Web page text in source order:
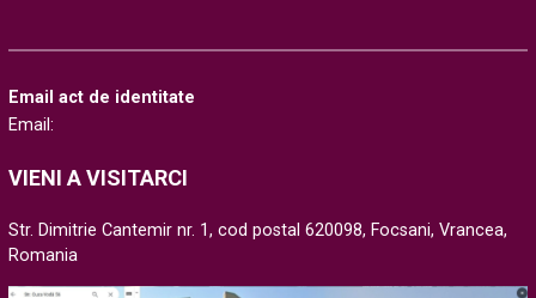
Email act de identitate
Email:
VIENI A VISITARCI
Str. Dimitrie Cantemir nr. 1, cod postal 620098, Focsani, Vrancea,
Romania